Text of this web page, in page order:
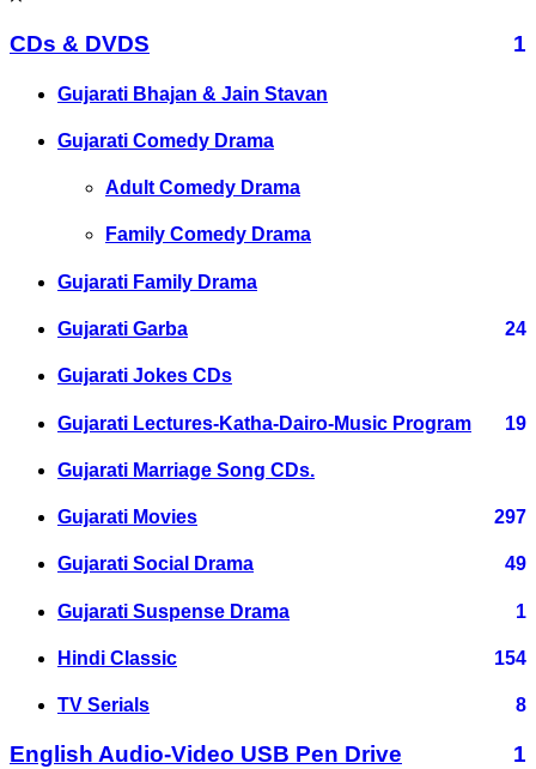
CDs & DVDS 1
Gujarati Bhajan & Jain Stavan
Gujarati Comedy Drama
Adult Comedy Drama
Family Comedy Drama
Gujarati Family Drama
Gujarati Garba 24
Gujarati Jokes CDs
Gujarati Lectures-Katha-Dairo-Music Program 19
Gujarati Marriage Song CDs.
Gujarati Movies 297
Gujarati Social Drama 49
Gujarati Suspense Drama 1
Hindi Classic 154
TV Serials 8
English Audio-Video USB Pen Drive
1